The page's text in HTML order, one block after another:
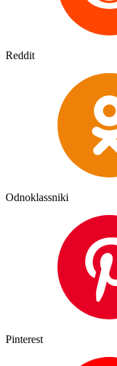
Reddit
Odnoklassniki
Pinterest